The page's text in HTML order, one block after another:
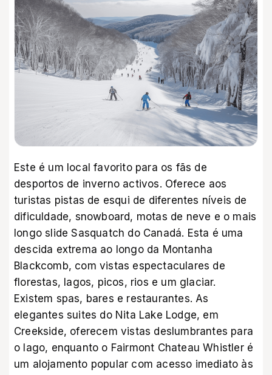
Este é um local favorito para os fãs de
desportos de inverno activos. Oferece aos
turistas pistas de esqui de diferentes níveis de
dificuldade, snowboard, motas de neve e o mais
longo slide Sasquatch do Canadá. Esta é uma
descida extrema ao longo da Montanha
Blackcomb, com vistas espectaculares de
florestas, lagos, picos, rios e um glaciar.
Existem spas, bares e restaurantes. As
elegantes suites do Nita Lake Lodge, em
Creekside, oferecem vistas deslumbrantes para
o lago, enquanto o Fairmont Chateau Whistler é
um alojamento popular com acesso imediato às